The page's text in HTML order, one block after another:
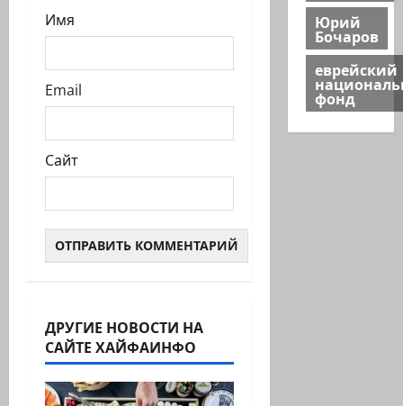
Имя
Email
Сайт
ДРУГИЕ НОВОСТИ НА
САЙТЕ ХАЙФАИНФО
Юрий
Бочаров
еврейский
фонд